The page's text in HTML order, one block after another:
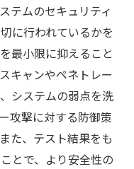
テムのセキュリティ
に行われているかを
最小限に抑えること
キャンやペネトレー
システムの弱点を洗
攻撃に対する防御策
た、テスト結果をも
とで、より安全性の